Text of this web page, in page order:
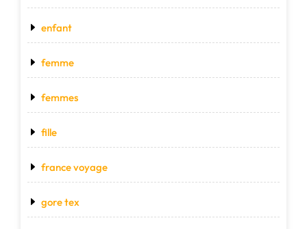
enfant
femme
femmes
fille
france voyage
gore tex